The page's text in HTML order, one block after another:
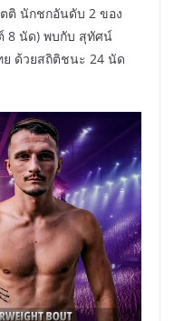
ติ นักชกอันดับ 2 ของ
8 นัด) พบกับ สุทัศน์
ย ด้วยสถิติชนะ 24 นัด